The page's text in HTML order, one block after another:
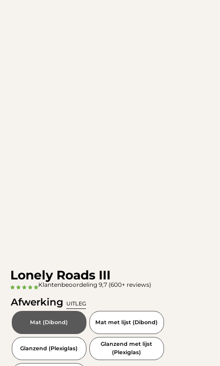
Lonely Roads III
Klantenbeoordeling 9,7 (600+ reviews)
Afwerking UITLEG
Mat (Dibond) Mat met lijst (Dibond)
Glanzend (Plexiglas)
Glanzend met lijst
(Plexiglas)